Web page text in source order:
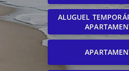
ALUGUEL